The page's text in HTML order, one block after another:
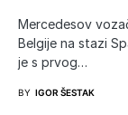
Mercedesov
Belgije na stazi
je s prvog…
BY IGOR ŠESTAK